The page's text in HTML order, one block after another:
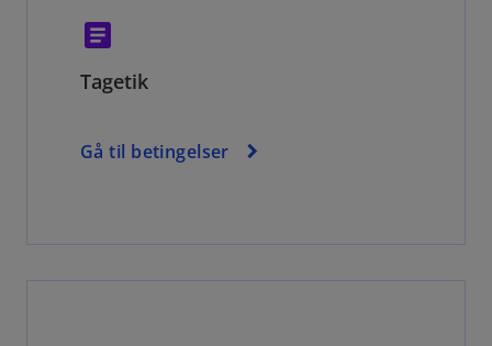
article
Tagetik
Gå til betingelser